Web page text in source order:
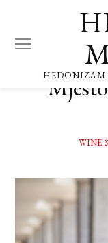
HEDONIZAM
WINE